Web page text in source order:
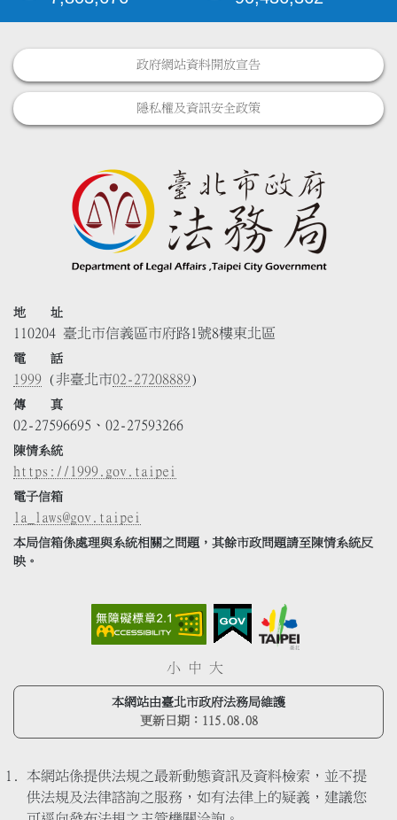
政府網站資料開放宣告
隱私權及資訊安全政策
地 址
110204 臺北市信義區市府路1號8樓東北區
電 話
1999 (非臺北市02-27208889)
傳 真
02-27596695、02-27593266
陳情系統
https://1999.gov.taipei
電子信箱
la_laws@gov.taipei
本局信箱係處理與系統相關之問題，其餘市政問題請至陳情系統反
映。
小 中 大
本網站由臺北市政府法務局維護
更新日期： 115.08.08
本網站係提供法規之最新動態資訊及資料檢索，並不提
供法規及法律諮詢之服務，如有法律上的疑義，建議您